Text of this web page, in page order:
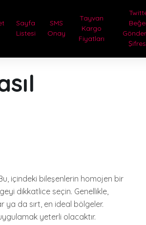
Sayfa
Listesi
SMS
Onay
Tayvan
Kargo
Fiyatları
içindeki bileşenlerin homojen bir
dikkatlice seçin. Genellikle,
ya da sırt, en ideal bölgeler.
yeterli olacaktır.